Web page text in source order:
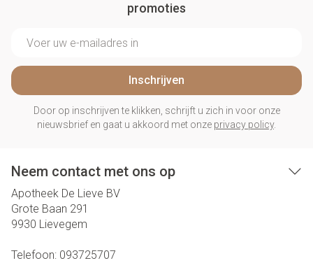
promoties
Inschrijven
Door op inschrijven te klikken, schrijft u zich in voor onze
nieuwsbrief en gaat u akkoord met onze privacy policy.
Neem contact met ons op
Apotheek De Lieve BV
Grote Baan 291
9930 Lievegem
Telefoon: 093725707